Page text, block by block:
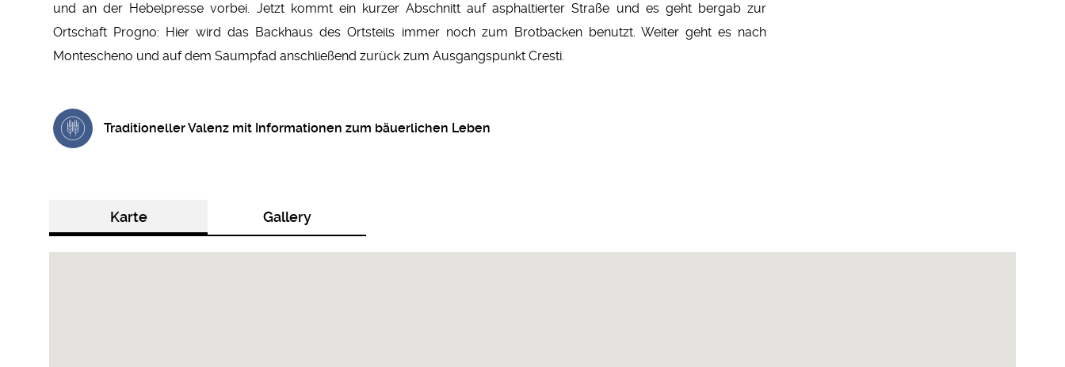
und an der Hebelpresse vorbei. Jetzt kommt ein kurzer Abschnitt auf asphaltierter Straße und es geht bergab zur
Ortschaft Progno: Hier wird das Backhaus des Ortsteils immer noch zum Brotbacken benutzt. Weiter geht es nach
Montescheno und auf dem Saumpfad anschließend zurück zum Ausgangspunkt Cresti.
Traditioneller Valenz mit Informationen zum bäuerlichen Leben
Karte Gallery